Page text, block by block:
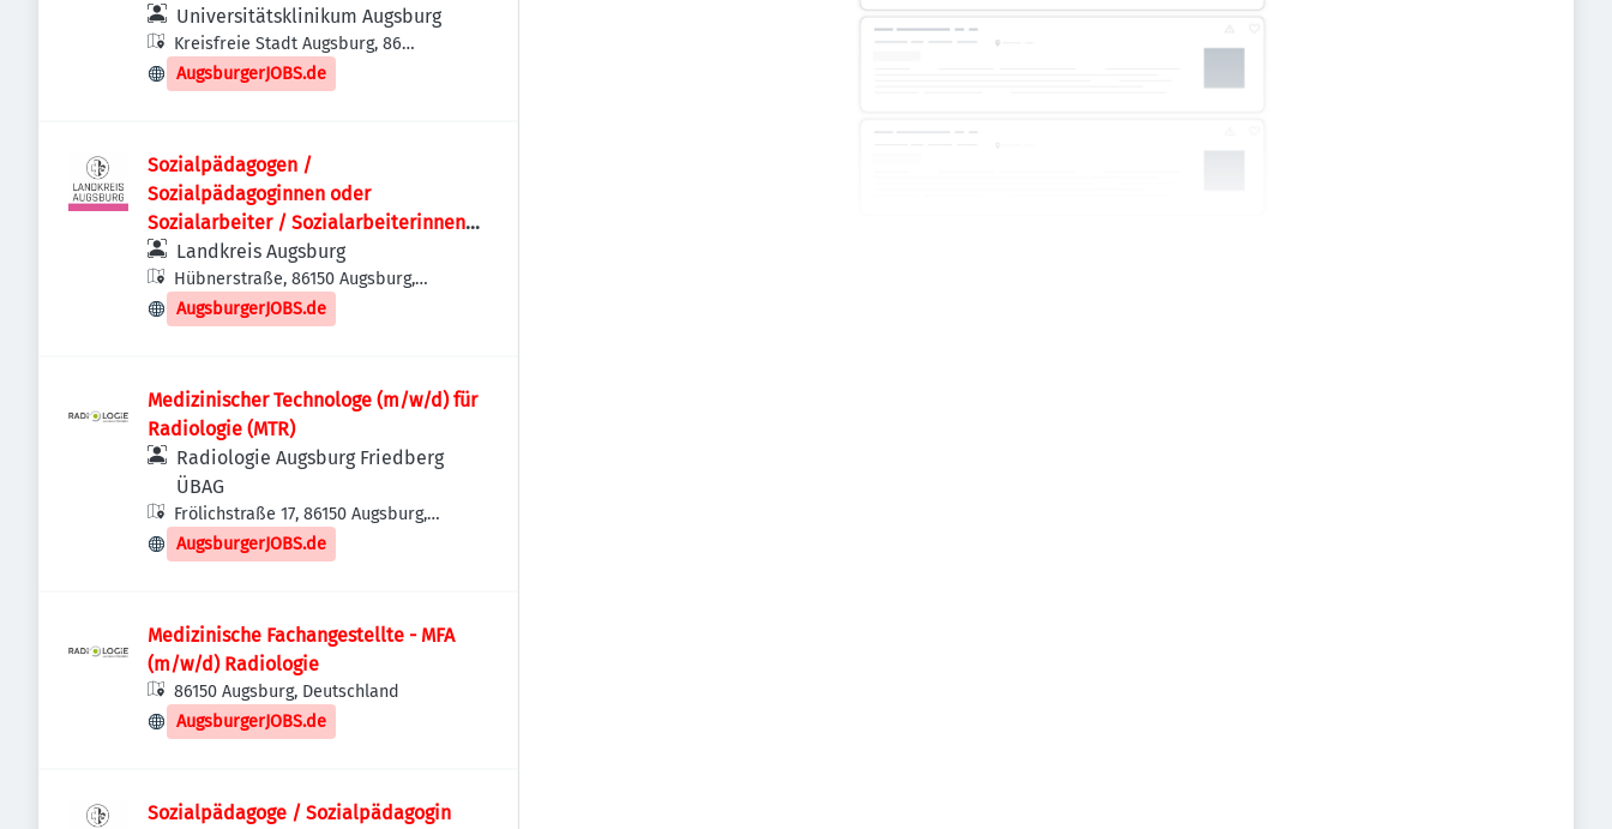
Weiterbildungsassistent (m/w/d)
Facharzt für Arbeitsmedizin
Universitätsklinikum Augsburg
Kreisfreie Stadt Augsburg, 86
Augsburg, Deutschland
AugsburgerJOBS.de
Sozialpädagogen /
Sozialpädagoginnen oder
Sozialarbeiter / Sozialarbeiterinnen
(m/w/d) Sozialer Dienst
Landkreis Augsburg
Hübnerstraße, 86150 Augsburg,
Deutschland
AugsburgerJOBS.de
Medizinischer Technologe (m/w/d) für
Radiologie (MTR)
Radiologie Augsburg Friedberg
ÜBAG
Frölichstraße 17, 86150 Augsburg,
Deutschland
AugsburgerJOBS.de
Medizinische Fachangestellte - MFA
(m/w/d) Radiologie
86150 Augsburg, Deutschland
AugsburgerJOBS.de
Sozialpädagoge / Sozialpädagogin